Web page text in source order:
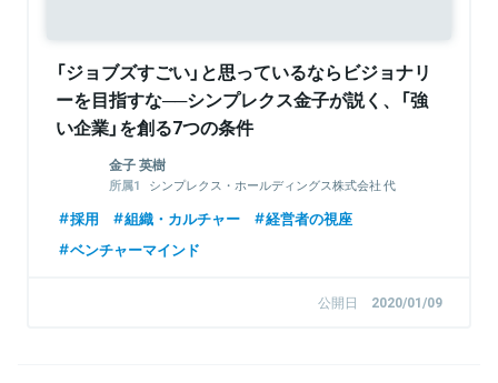
「ジョブズすごい」と思っているならビジョナリ
ーを目指すな──シンプレクス金子が説く、「強
い企業」を創る7つの条件
金子 英樹
シンプレクス・ホールディングス株式会社 代
シンプレクス株式会社 代表取締役社長（CEO）
採用 組織・カルチャー
経営者の視座
ベンチャーマインド
公開日 2020/01/09